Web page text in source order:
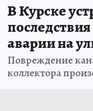
В Курске
аварии на
Повреждение
коллектора